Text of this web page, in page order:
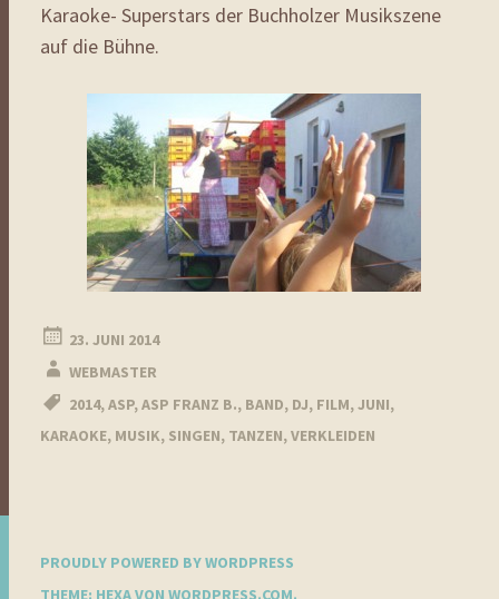
Karaoke- Superstars der Buchholzer Musikszene
auf die Bühne.
23. JUNI 2014
WEBMASTER
2014,ASP,ASP FRANZ B., BAND, DJ, FILM,JUNI,
KARAOKE, MUSIK, SINGEN, TANZEN,VERKLEIDEN
PROUDLY POWERED BY WORDPRESS
THEME: HEXA VON WORDPRESS.COM.